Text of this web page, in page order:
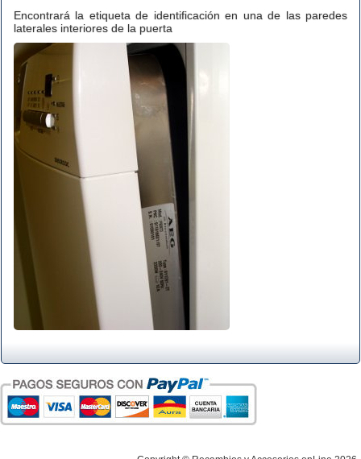
Encontrará la etiqueta de identificación en una de las paredes
laterales interiores de la puerta